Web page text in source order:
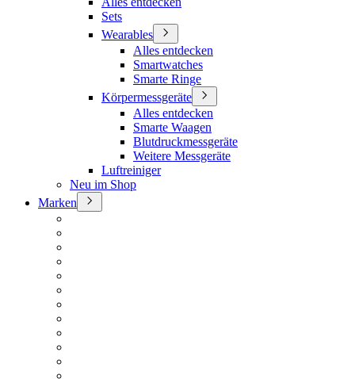
Sets
Wearables
Alles entdecken
Smartwatches
Smarte Ringe
Körpermessgeräte
Alles entdecken
Smarte Waagen
Blutdruckmessgeräte
Weitere Messgeräte
Luftreiniger
Neu im Shop
Marken